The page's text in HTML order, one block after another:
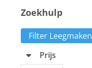
Zoekhulp
Filter Leegmaken
Prijs